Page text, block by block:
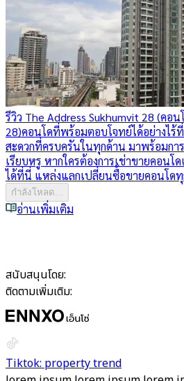
รีวิว The Address Sukhumvit 28 (คอ
28)คอนโดที่พร้อมตอบโจทย์ได้อย่างไร้
สะดวกที่ครบครันในทุกด้าน มาพร้อมกา
เรียบหรู หากใครต้องการเช่าขายคอน
ได้ที่นี่ แหล่งแลกเปลี่ยนซื้อขายคอนโดทุ
กำลังโหลด...
อ่านเพิ่มเติม
สนับสนุนโดย:
ติดตามเพิ่มเติม:
Tiktok: property trend